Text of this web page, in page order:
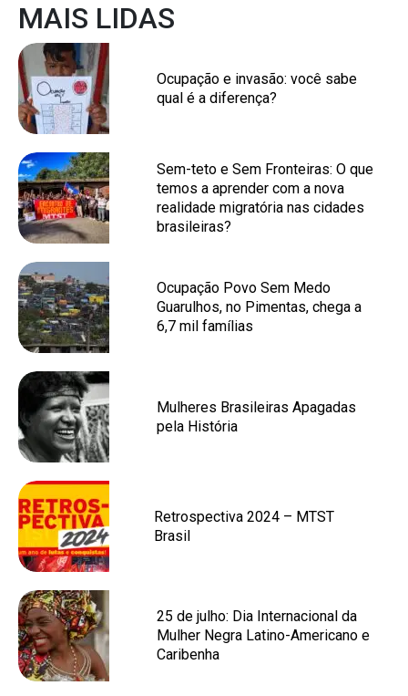
MAIS LIDAS
Ocupação e invasão: você sabe
qual é a diferença?
Sem-teto e Sem Fronteiras: O que
temos a aprender com a nova
realidade migratória nas cidades
brasileiras?
Ocupação Povo Sem Medo
Guarulhos, no Pimentas, chega a
6,7 mil famílias
Mulheres Brasileiras Apagadas
pela História
Retrospectiva 2024 – MTST
Brasil
25 de julho: Dia Internacional da
Mulher Negra Latino-Americano e
Caribenha